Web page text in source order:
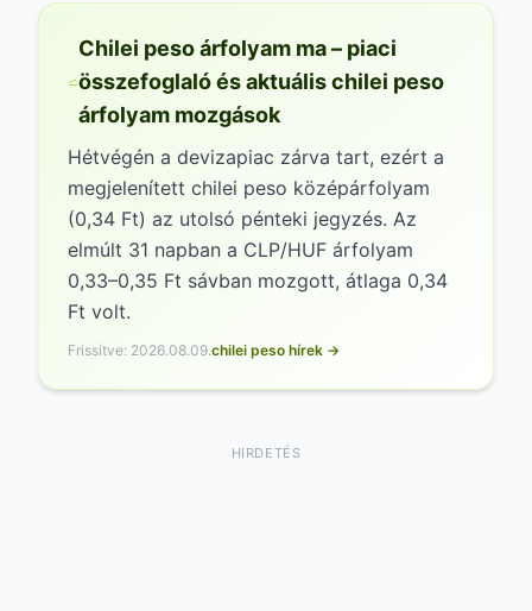
Chilei peso árfolyam ma – piaci
összefoglaló és aktuális chilei peso
árfolyam mozgások
Hétvégén a devizapiac zárva tart, ezért a
megjelenített chilei peso középárfolyam
(0,34 Ft) az utolsó pénteki jegyzés. Az
elmúlt 31 napban a CLP/HUF árfolyam
0,33–0,35 Ft sávban mozgott, átlaga 0,34
Ft volt.
Frissítve: 2026.08.09.chilei peso hírek →
HIRDETÉS